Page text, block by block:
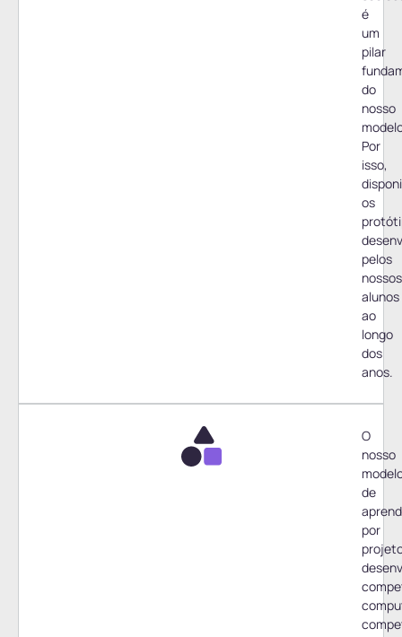
é
um
pilar
do
nosso
Por
isso,
os
pelos
nossos
alunos
ao
longo
dos
anos.
O
nosso
de
por